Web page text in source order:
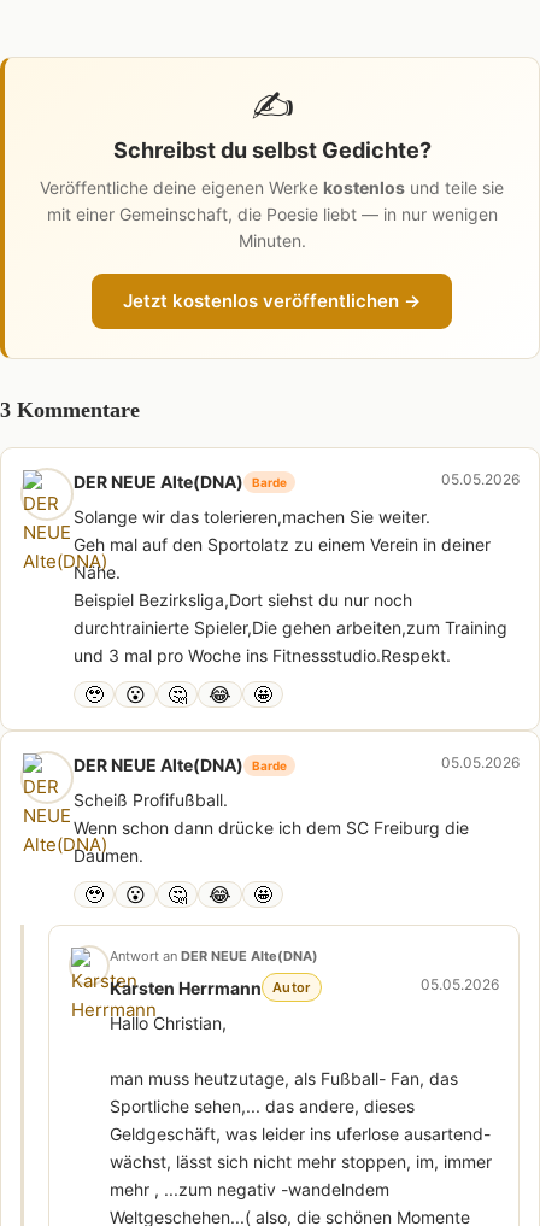
✍️
Schreibst du selbst Gedichte?
Veröffentliche deine eigenen Werke kostenlos und teile sie
mit einer Gemeinschaft, die Poesie liebt — in nur wenigen
Minuten.
Jetzt kostenlos veröffentlichen →
3 Kommentare
DER NEUE Alte(DNA) Barde 05.05.2026
Solange wir das tolerieren,machen Sie weiter.
Geh mal auf den Sportolatz zu einem Verein in deiner
Nähe.
Beispiel Bezirksliga,Dort siehst du nur noch
durchtrainierte Spieler,Die gehen arbeiten,zum Training
und 3 mal pro Woche ins Fitnessstudio.Respekt.
🥹 😮 🤔 😂 🤩
DER NEUE Alte(DNA) Barde 05.05.2026
Scheiß Profifußball.
Wenn schon dann drücke ich dem SC Freiburg die
Daumen.
🥹 😮 🤔 😂 🤩
Antwort an DER NEUE Alte(DNA)
Karsten Herrmann Autor 05.05.2026
Hallo Christian,
man muss heutzutage, als Fußball- Fan, das
Sportliche sehen,... das andere, dieses
Geldgeschäft, was leider ins uferlose ausartend-
wächst, lässt sich nicht mehr stoppen, im, immer
mehr , ...zum negativ -wandelndem
Weltgeschehen...( also, die schönen Momente